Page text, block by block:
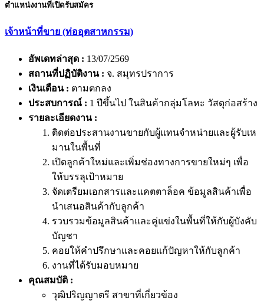
ตำแหน่งงานที่เปิดรับสมัคร
เจ้าหน้าที่ขาย (ท่ออุตสาหกรรม)
อัพเดทล่าสุด : 13/07/2569
สถานที่ปฏิบัติงาน : จ. สมุทรปราการ
เงินเดือน : ตามตกลง
ประสบการณ์ : 1 ปีขึ้นไป ในสินค้ากลุ่มโลหะ วัสดุก่อสร้าง
รายละเอียดงาน :
ติดต่อประสานงานขายกับผู้แทนจำหน่ายและผู้รับเห
มานในพื้นที่
เปิดลูกค้าใหม่และเพิ่มช่องทางการขายใหม่ๆ เพื่อ
ให้บรรลุเป้าหมาย
จัดเตรียมเอกสารและแคตตาล็อค ข้อมูลสินค้าเพื่อ
นำเสนอสินค้ากับลูกค้า
รวบรวมข้อมูลสินค้าและคู่แข่งในพื้นที่ให้กับผู้บังคับ
บัญชา
คอยให้คำปรึกษาและคอยแก้ปัญหาให้กับลูกค้า
งานที่ได้รับมอบหมาย
คุณสมบัติ :
วุฒิปริญญาตรี สาขาที่เกี่ยวข้อง